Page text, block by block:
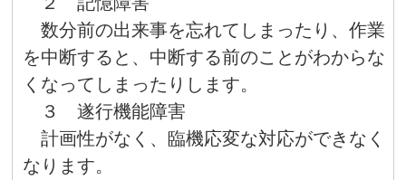
数分前の出来事を忘れてしまったり、作業
を中断すると、中断する前のことがわからな
くなってしまったりします。
３ 遂行機能障害
計画性がなく、臨機応変な対応ができなく
なります。